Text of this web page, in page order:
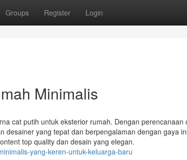
Groups Register Login
Minimalis
cat putih untuk eksterior rumah. Dengan perencanaan
desainer yang tepat dan berpengalaman dengan gaya
top quality dan desain yang elegan.
yang-keren-untuk-keluarga-baru